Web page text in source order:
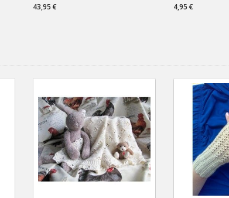
43,95 € 4,95 €